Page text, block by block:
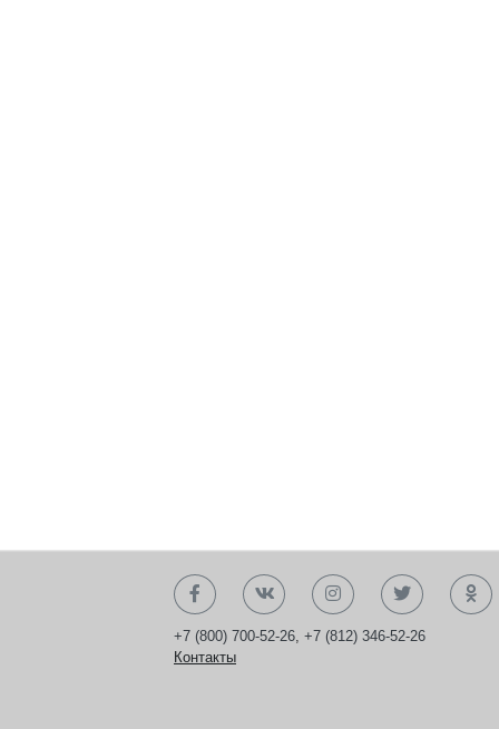
+7 (800) 700-52-26, +7 (812) 346-52-26
Контакты